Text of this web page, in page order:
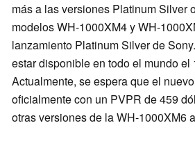
más a las versiones Platinum Silver
modelos WH-1000XM4 y WH-
lanzamiento Platinum Silver de
estar disponible en todo el mundo el
Actualmente, se espera que el
oficialmente con un PVPR de 459
otras versiones de la WH-1000XM6